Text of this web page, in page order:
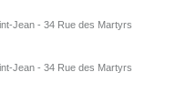
Jean - 34 Rue des Martyrs
Jean - 34 Rue des Martyrs